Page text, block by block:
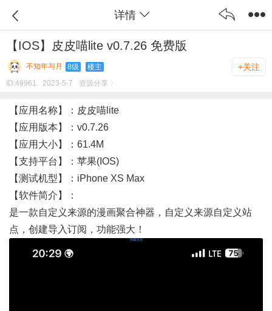
详情
【IOS】皮皮喵lite v0.7.26 免费版
+关注
不知年与月 8级
楼主
ID:49961 2023-5-7 资源分享 〉
【应用名称】：皮皮喵lite
【应用版本】：v0.7.26
【应用大小】：61.4M
【支持平台】：苹果(IOS)
【测试机型】：iPhone XS Max
【软件简介】：
是一款自定义来源的漫画聚合神器，自定义来源自定义站
点，创建导入订阅，功能强大！